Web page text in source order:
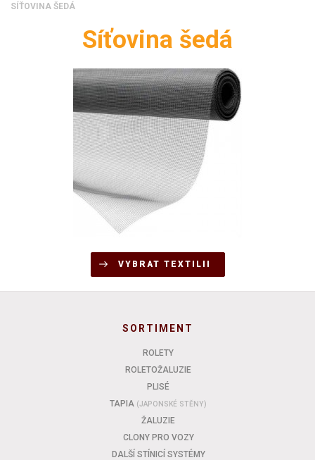
SÍŤOVINA ŠEDÁ
Síťovina šedá
VYBRAT TEXTILII
SORTIMENT
ROLETY
ROLETOŽALUZIE
PLISÉ
TAPIA (JAPONSKÉ STĚNY)
ŽALUZIE
CLONY PRO VOZY
DALŠÍ STÍNICÍ SYSTÉMY